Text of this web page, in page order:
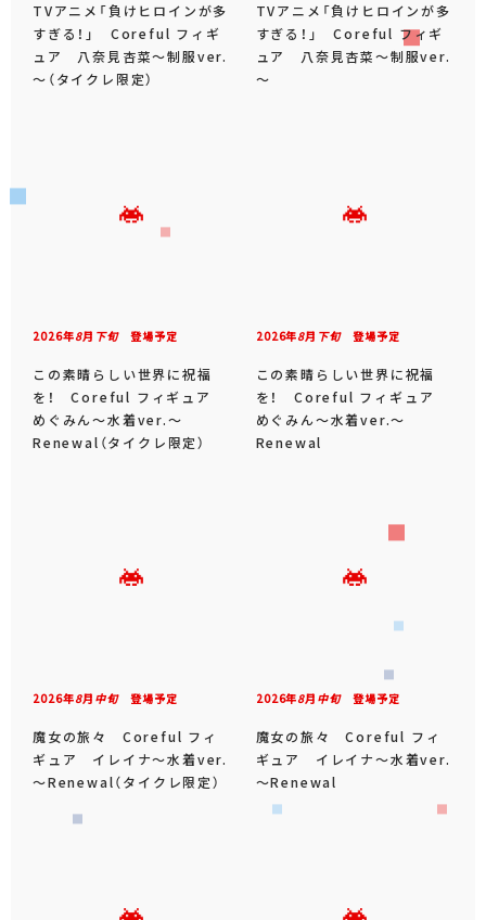
TVアニメ「負けヒロインが多
すぎる！」 Coreful フィギ
ュア 八奈見杏菜～制服ver.
～（タイクレ限定）
TVアニメ「負けヒロインが多
すぎる！」 Coreful フィギ
ュア 八奈見杏菜～制服ver.
～
2026年8月 下旬登場予定
この素晴らしい世界に祝福
を！ Coreful フィギュア
めぐみん～水着ver.～
Renewal（タイクレ限定）
2026年8月 下旬登場予定
この素晴らしい世界に祝福
を！ Coreful フィギュア
めぐみん～水着ver.～
Renewal
2026年8月 中旬登場予定
魔女の旅々 Coreful フィ
ギュア イレイナ～水着ver.
～Renewal（タイクレ限定）
2026年8月 中旬登場予定
魔女の旅々 Coreful フィ
ギュア イレイナ～水着ver.
～Renewal